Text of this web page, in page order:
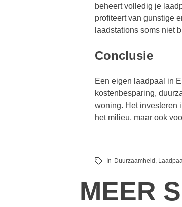
beheert volledig je
profiteert van gunstige
laadstations soms niet
Conclusie
Een eigen laadpaal in
kostenbesparing,
woning. Het investeren
het milieu, maar ook
In Duurzaamheid ,
MEER